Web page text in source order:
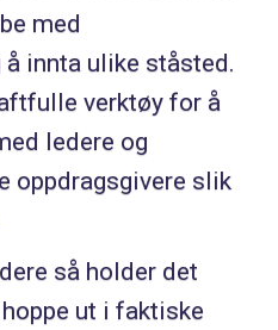
med
innta ulike ståsted.
verktøy for å
ledere og
oppdragsgivere slik
så holder det
ut i faktiske